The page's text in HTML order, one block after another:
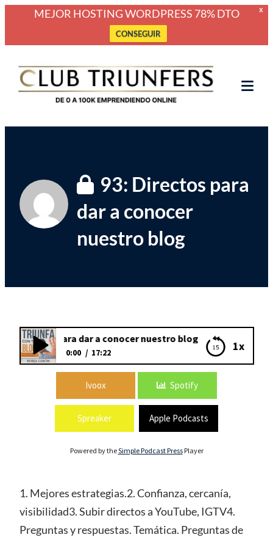
X
MEJOR HOSTING WORDPRESS 78% DTO
CONSEGUIR
contenido
Club Triunfers
Club de Emprendedores Online
93: Directos para
dar a conocer
nuestro blog
1x
Directos para dar a conocer nuestro blog
0:00 17:22
93: Directos para dar a conocer nuestro
Ivoox Spotify
Spreaker Apple Podcasts
Powered by theSimple Podcast PressPlayer
1. Mejores estrategias.2. Confianza, cercanía,
visibilidad3. Subir directos a YouTube, IGTV4.
Preguntas y respuestas. Temática. Preguntas de